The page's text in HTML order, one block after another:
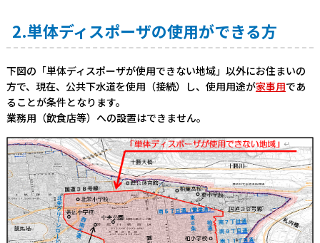
2.単体ディスポーザの使用ができる方
下図の「単体ディスポーザが使用できない地域」以外にお住まいの
方で、現在、公共下水道を使用（接続）し、使用用途が家事用であ
ることが条件となります。
業務用（飲食店等）への設置はできません。